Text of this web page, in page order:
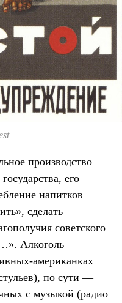
производство
его
напитков
сделать
советского
Алкоголь
американках
по сути —
с музыкой (радио